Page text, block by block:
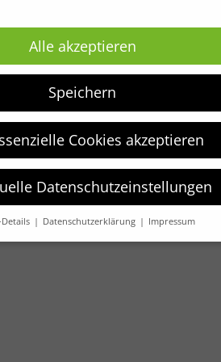
neuesten Kindermodetrends und
als erster.
Alle akzeptieren
Speichern
Cookies akzeptieren
Datenschutzeinstellungen
Datenschutzerklärung Impressum
während andere uns helfen,
über alle verwendeten Cookies.